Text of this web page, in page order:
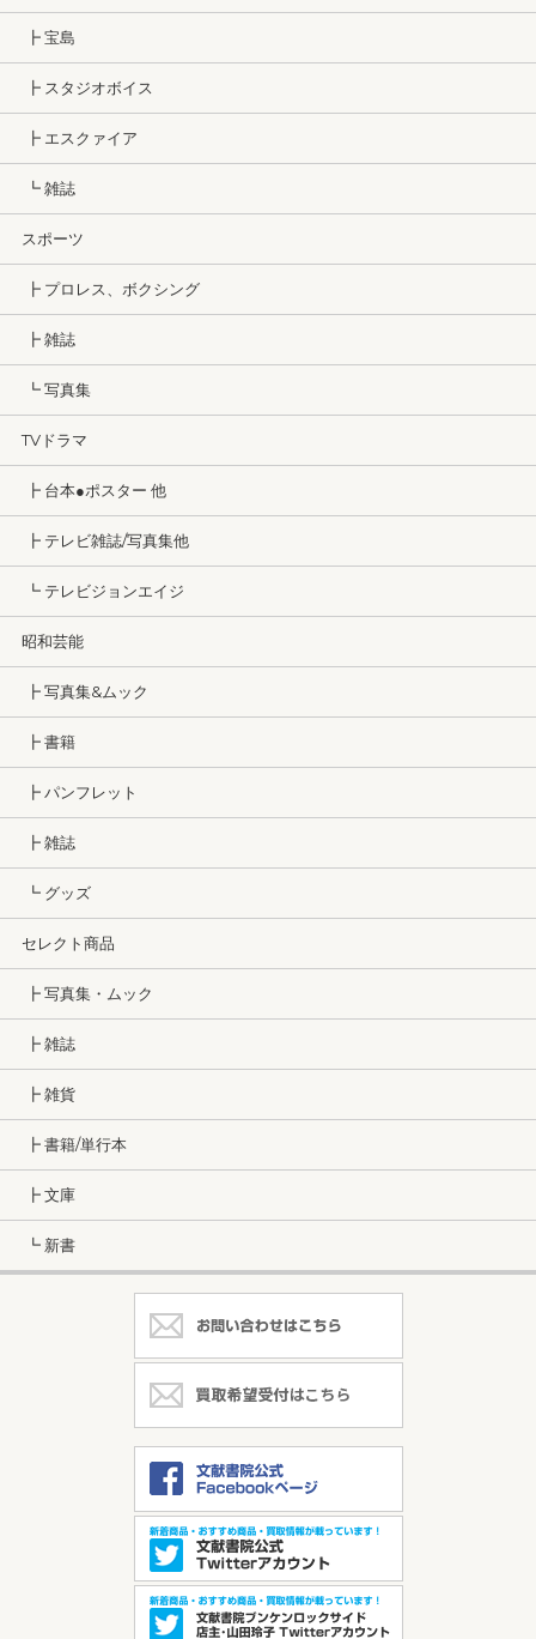
┣ 宝島
┣ スタジオボイス
┣ エスクァイア
┗ 雑誌
スポーツ
┣ プロレス、ボクシング
┣ 雑誌
┗ 写真集
TVドラマ
┣ 台本●ポスター 他
┣ テレビ雑誌/写真集他
┗ テレビジョンエイジ
昭和芸能
┣ 写真集&ムック
┣ 書籍
┣ パンフレット
┣ 雑誌
┗ グッズ
セレクト商品
┣ 写真集・ムック
┣ 雑誌
┣ 雑貨
┣ 書籍/単行本
┣ 文庫
┗ 新書